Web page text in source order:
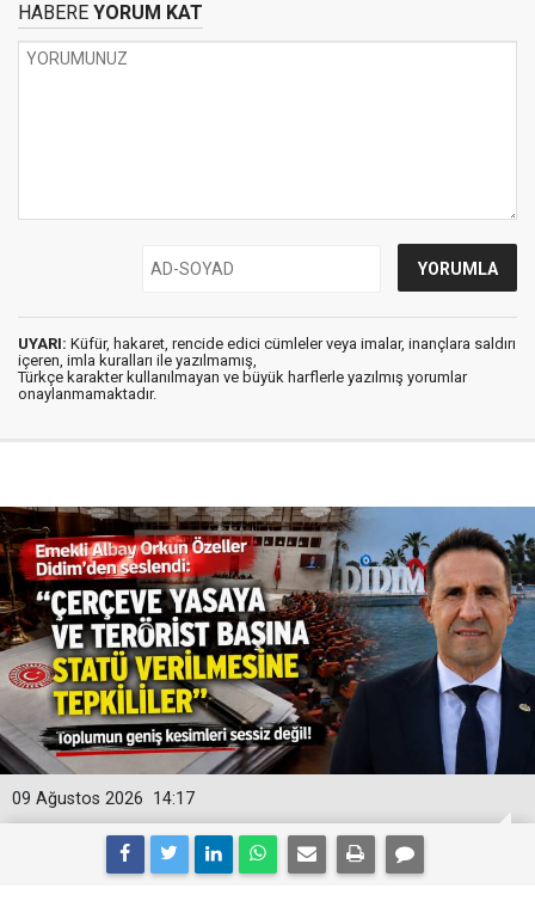
HABERE YORUM KAT
UYARI: Küfür, hakaret, rencide edici cümleler veya imalar, inançlara saldırı
içeren, imla kuralları ile yazılmamış,
Türkçe karakter kullanılmayan ve büyük harflerle yazılmış yorumlar
onaylanmamaktadır.
14:17
09 Ağustos 2026